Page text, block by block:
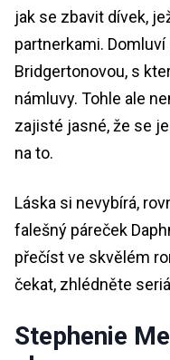
jak se zbavit dívek,
partnerkami.
Bridgertonovou, s
námluvy. Tohle ale
zajisté jasné, že se
na to.
Láska si nevybírá,
falešný páreček
přečíst ve skvělém
čekat, zhlédněte
Stephenie